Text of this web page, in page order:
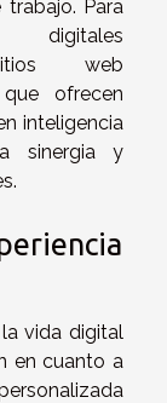
Para
digitales
web
que ofrecen
inteligencia
sinergia y
vida digital
en cuanto a